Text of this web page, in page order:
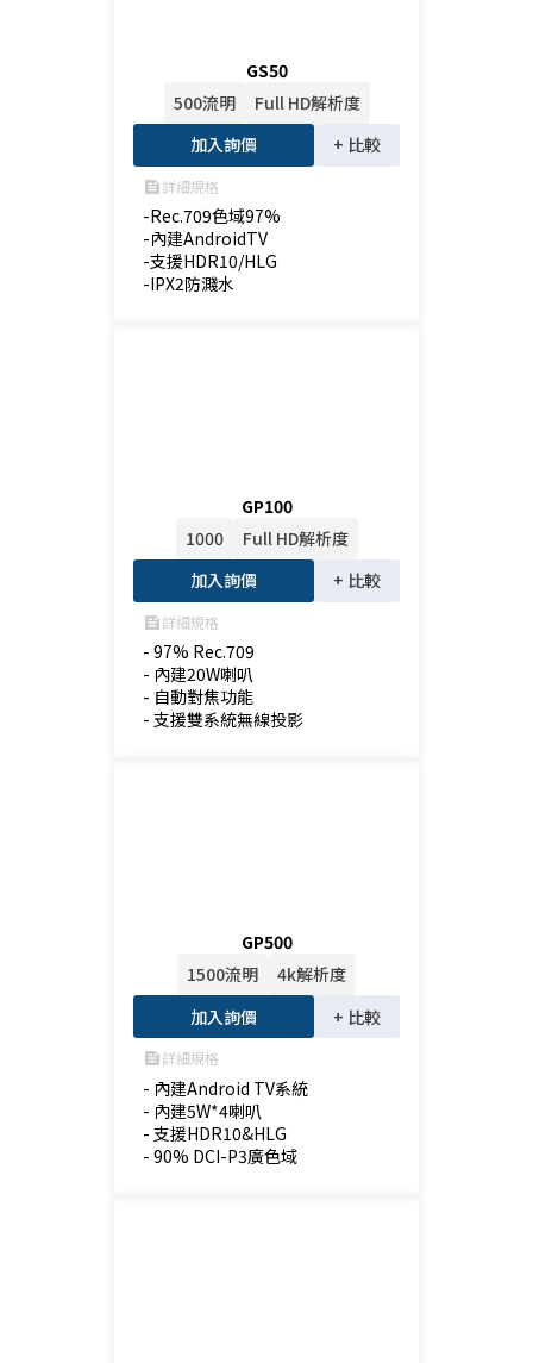
GS50
500流明
Full HD解析度
加入詢價
+ 比較
feed詳細規格
-Rec.709色域97%
-內建AndroidTV
-支援HDR10/HLG
-IPX2防濺水
GP100
1000
Full HD解析度
加入詢價
+ 比較
feed詳細規格
- 97% Rec.709
- 內建20W喇叭
- 自動對焦功能
- 支援雙系統無線投影
GP500
1500流明
4k解析度
加入詢價
+ 比較
feed詳細規格
- 內建Android TV系統
- 內建5W*4喇叭
- 支援HDR10&HLG
- 90% DCI-P3廣色域